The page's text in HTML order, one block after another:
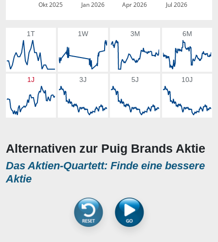
Okt 2025 Jan 2026 Apr 2026 Jul 2026
1T 1W 3M 6M
1J 3J 5J 10J
Alternativen zur Puig Brands Aktie
Das Aktien-Quartett: Finde eine bessere
Aktie